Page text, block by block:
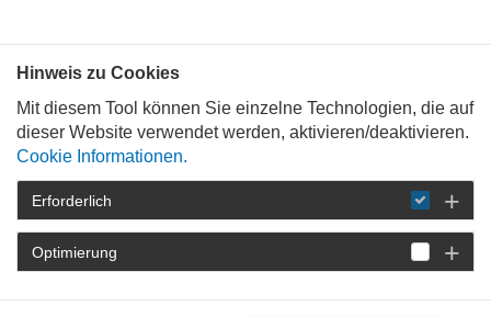
STARTSEITE
FORTBILDUNG
DETAIL
Hinweis zu Cookies
Mit diesem Tool können Sie einzelne Technologien, die auf
dieser Website verwendet werden, aktivieren/deaktivieren.
Cookie Informationen.
Erforderlich
Optimierung